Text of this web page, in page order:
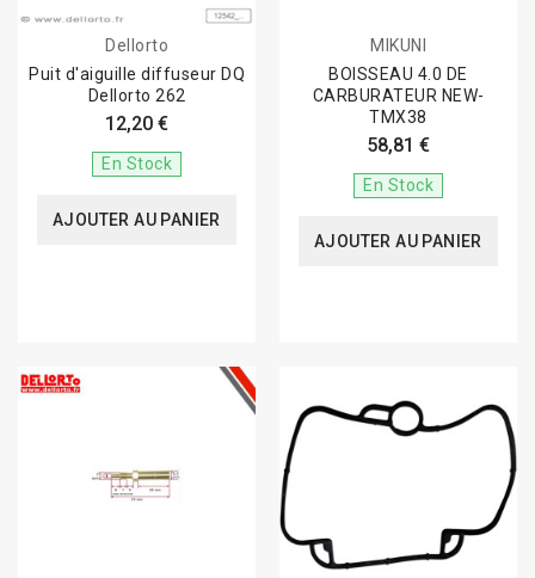
Dellorto
Puit d'aiguille diffuseur DQ
Dellorto 262
12,20 €
En Stock
AJOUTER AU PANIER
MIKUNI
BOISSEAU 4.0 DE
CARBURATEUR NEW-
TMX38
58,81 €
En Stock
AJOUTER AU PANIER